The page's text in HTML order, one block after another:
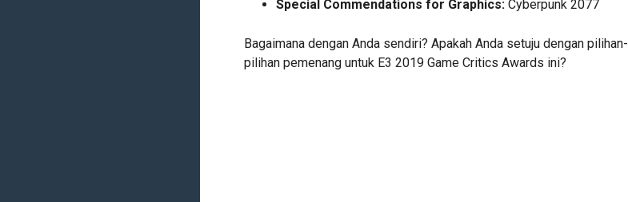
Special Commendations for Graphics:Cyberpunk 2077
Bagaimana dengan Anda sendiri? Apakah Anda setuju dengan pilihan-
pilihan pemenang untuk E3 2019 Game Critics Awards ini?